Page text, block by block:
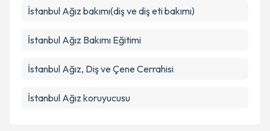
İstanbul Ağız bakımı(diş ve diş eti bakımı)
İstanbul Ağız Bakımı Eğitimi
İstanbul Ağız, Diş ve Çene Cerrahisi
İstanbul Ağız koruyucusu